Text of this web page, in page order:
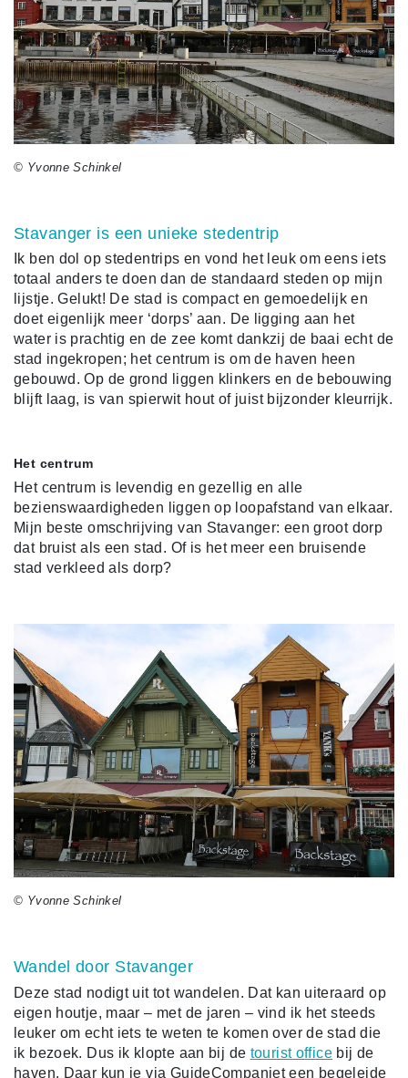
© Yvonne Schinkel
Stavanger is een unieke stedentrip
Ik ben dol op stedentrips en vond het leuk om eens iets
totaal anders te doen dan de standaard steden op mijn
lijstje. Gelukt! De stad is compact en gemoedelijk en
doet eigenlijk meer ‘dorps’ aan. De ligging aan het
water is prachtig en de zee komt dankzij de baai echt de
stad ingekropen; het centrum is om de haven heen
gebouwd. Op de grond liggen klinkers en de bebouwing
blijft laag, is van spierwit hout of juist bijzonder kleurrijk.
Het centrum
Het centrum is levendig en gezellig en alle
bezienswaardigheden liggen op loopafstand van elkaar.
Mijn beste omschrijving van Stavanger: een groot dorp
dat bruist als een stad. Of is het meer een bruisende
stad verkleed als dorp?
© Yvonne Schinkel
Wandel door Stavanger
Deze stad nodigt uit tot wandelen. Dat kan uiteraard op
eigen houtje, maar – met de jaren – vind ik het steeds
leuker om echt iets te weten te komen over de stad die
ik bezoek. Dus ik klopte aan bij de tourist office bij de
haven. Daar kun je via GuideCompaniet een begeleide